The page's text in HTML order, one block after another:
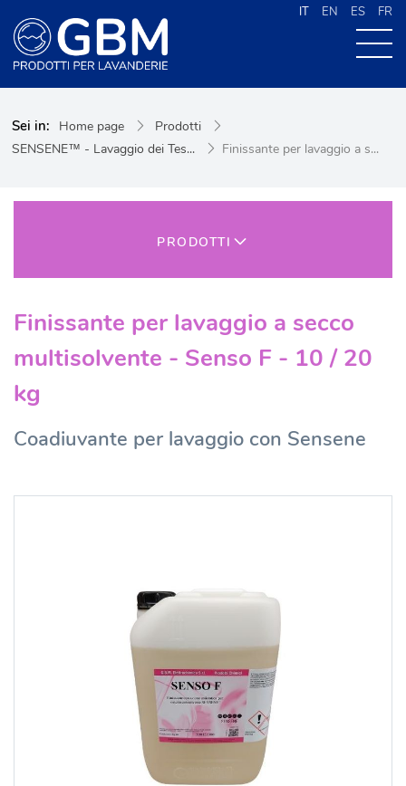
IT EN ES FR
PRODOTTI
CONTATTI
Sei in: Home page
Prodotti
SENSENE™ - Lavaggio dei Tes...
Finissante per lavaggio a s...
PRODOTTI
Finissante per lavaggio a secco
multisolvente - Senso F - 10 / 20
kg
Coadiuvante per lavaggio con Sensene